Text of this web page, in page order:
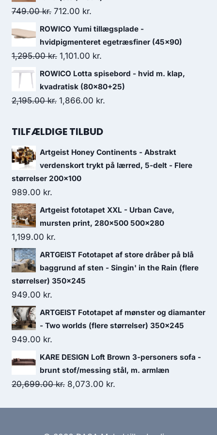
749.00kr. 712.00 kr.
ROWICO Yumi tillægsplade -
hvidpigmenteret egetræsfiner (45x90)
1,295.00kr. 1,101.00 kr.
ROWICO Lotta spisebord - hvid m. klap,
kvadratisk (80x80+25)
2,195.00kr. 1,866.00 kr.
TILFÆLDIGE TILBUD
Artgeist Honey Continents - Abstrakt
verdenskort trykt på lærred, 5-delt - Flere
størrelser 200x100
989.00 kr.
Artgeist fototapet XXL - Urban Cave,
mursten print, 280x500 500x280
1,199.00 kr.
ARTGEIST Fototapet af store dråber på blå
baggrund af sten - Singin' in the Rain (flere
størrelser) 350x245
949.00 kr.
ARTGEIST Fototapet af mønster og diamanter
- Two worlds (flere størrelser) 350x245
949.00 kr.
KARE DESIGN Loft Brown 3-personers sofa -
brunt stof/messing stål, m. armlæn
20,699.00kr. 8,073.00 kr.